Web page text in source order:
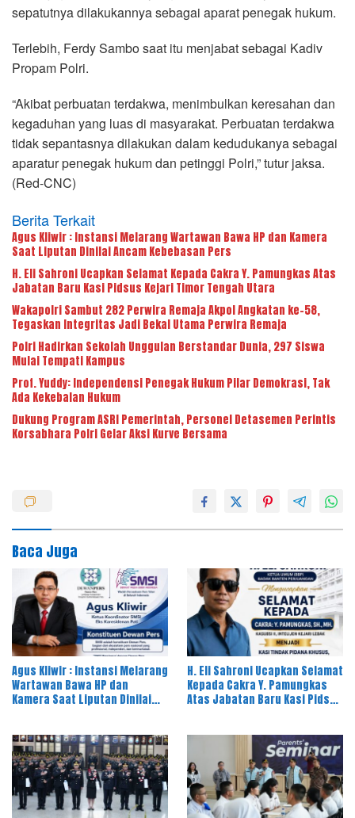
sepatutnya dilakukannya sebagai aparat penegak hukum.
Terlebih, Ferdy Sambo saat itu menjabat sebagai Kadiv
Propam Polri.
“Akibat perbuatan terdakwa, menimbulkan keresahan dan
kegaduhan yang luas di masyarakat. Perbuatan terdakwa
tidak sepantasnya dilakukan dalam kedudukanya sebagai
aparatur penegak hukum dan petinggi Polri,” tutur jaksa.
(Red-CNC)
Berita Terkait
Agus Kliwir : Instansi Melarang Wartawan Bawa HP dan Kamera
Saat Liputan Dinilai Ancam Kebebasan Pers
H. Eli Sahroni Ucapkan Selamat Kepada Cakra Y. Pamungkas Atas
Jabatan Baru Kasi Pidsus Kejari Timor Tengah Utara
Wakapolri Sambut 282 Perwira Remaja Akpol Angkatan ke-58,
Tegaskan Integritas Jadi Bekal Utama Perwira Remaja
Polri Hadirkan Sekolah Unggulan Berstandar Dunia, 297 Siswa
Mulai Tempati Kampus
Prof. Yuddy: Independensi Penegak Hukum Pilar Demokrasi, Tak
Ada Kekebalan Hukum
Dukung Program ASRI Pemerintah, Personel Detasemen Perintis
Korsabhara Polri Gelar Aksi Kurve Bersama
Baca Juga
Agus Kliwir : Instansi Melarang
Wartawan Bawa HP dan
Kamera Saat Liputan Dinilai
H. Eli Sahroni Ucapkan Selamat
Kepada Cakra Y. Pamungkas
Atas Jabatan Baru Kasi Pidsus